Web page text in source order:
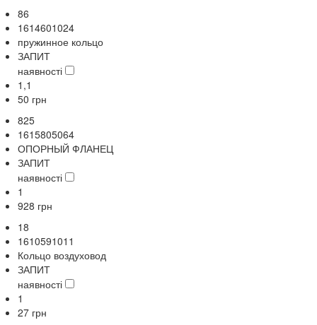
86
1614601024
пружинное кольцо
ЗАПИТ
наявності
1,1
50 грн
825
1615805064
ОПОРНЫЙ ФЛАНЕЦ
ЗАПИТ
наявності
1
928 грн
18
1610591011
Кольцо воздуховод
ЗАПИТ
наявності
1
27 грн